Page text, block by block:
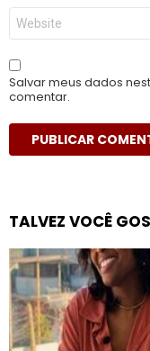
Site
Salvar meus dados
comentar.
TALVEZ VOCÊ